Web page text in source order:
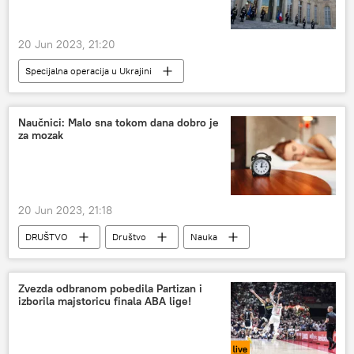
20 Jun 2023, 21:20
Specijalna operacija u Ukrajini
Specijalna vojna operacija u Ukrajini – vesti
Rusija
Rusija – politika Ukrajina
Naučnici: Malo sna tokom dana dobro je
za mozak
20 Jun 2023, 21:18
DRUŠTVO Društvo
Nauka
san
mozak
Zvezda odbranom pobedila Partizan i
izborila majstoricu finala ABA lige!